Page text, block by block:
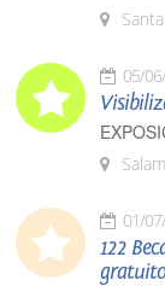
05/
01/
122
gratuito